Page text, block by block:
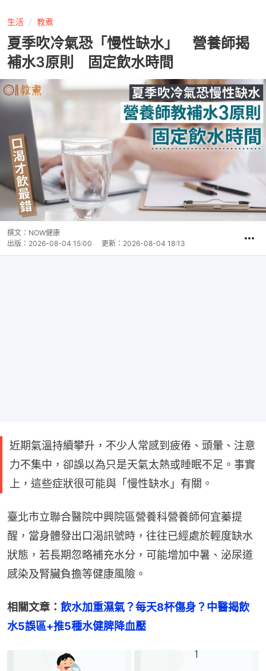
生活 教煮
夏季吹冷氣恐「慢性缺水」 營養師揭
補水3原則 固定飲水時間
撰文： NOW健康
出版： 2026-08-04 15:00 更新： 2026-08-04 18:13
近期氣溫持續攀升，不少人常感到疲倦、頭暈、注意
力不集中，卻誤以為只是天氣太熱或睡眠不足。事實
上，這些症狀很可能與「慢性缺水」有關。
臺北市立聯合醫院中興院區營養科營養師何宜蓁提
醒，當身體發出口渴訊號時，往往已經處於輕度缺水
狀態，若長期忽略補充水分，可能增加中暑、泌尿道
感染及腎臟負擔等健康風險。
相關文章： 飲水加重濕氣？每天8杯傷身？中醫揭飲
水5誤區+推5種水健脾降血壓